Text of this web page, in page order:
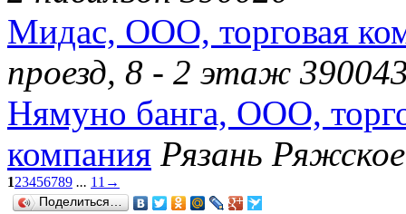
Мидас, ООО, торговая
проезд, 8 - 2 этаж
Нямуно банга, ООО,
компания Рязань
123456789 ... 11 →
Поделиться…